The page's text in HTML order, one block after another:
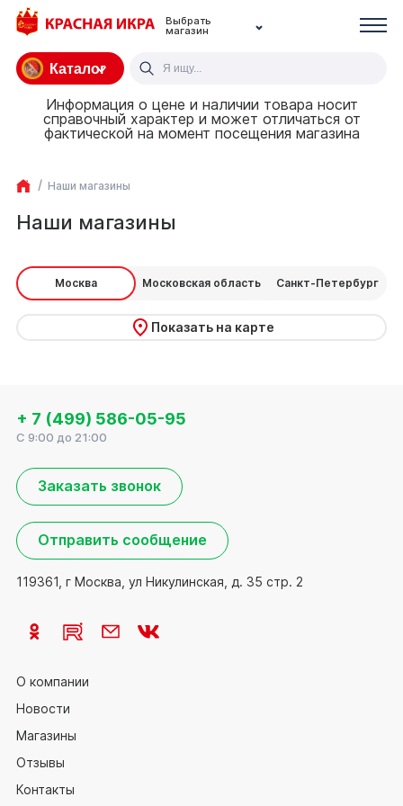
Выбрать
магазин
Каталог
Информация о цене и наличии товара носит
справочный характер и может отличаться от
фактической на момент посещения магазина
Наши магазины
Наши магазины
Москва Московская область Санкт-Петербург
Показать на карте
О компании
Новости
Магазины
Отзывы
Контакты
+ 7 (499) 586-05-95
C 9:00 до 21:00
Заказать звонок
Отправить сообщение
119361, г Москва, ул Никулинская, д. 35 стр. 2